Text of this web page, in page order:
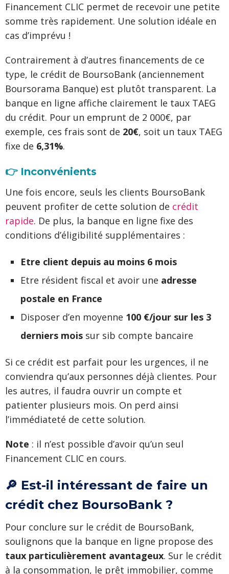
Financement CLIC permet de recevoir une petite
somme très rapidement. Une solution idéale en
cas d’imprévu !
Contrairement à d’autres financements de ce
type, le crédit de BoursoBank (anciennement
Boursorama Banque) est plutôt transparent. La
banque en ligne affiche clairement le taux TAEG
du crédit. Pour un emprunt de 2 000€, par
exemple, ces frais sont de 20€, soit un taux TAEG
fixe de 6,31%.
👉 Inconvénients
Une fois encore, seuls les clients BoursoBank
peuvent profiter de cette solution de crédit
rapide. De plus, la banque en ligne fixe des
conditions d’éligibilité supplémentaires :
Etre client depuis au moins 6 mois
Etre résident fiscal et avoir une adresse
postale en France
Disposer d’en moyenne 100 €/jour sur les 3
derniers mois sur sib compte bancaire
Si ce crédit est parfait pour les urgences, il ne
conviendra qu’aux personnes déjà clientes. Pour
les autres, il faudra ouvrir un compte et
patienter plusieurs mois. On perd ainsi
l’immédiateté de cette solution.
Note : il n’est possible d’avoir qu’un seul
Financement CLIC en cours.
🔎 Est-il intéressant de faire un
crédit chez BoursoBank ?
Pour conclure sur le crédit de BoursoBank,
soulignons que la banque en ligne propose des
taux particulièrement avantageux. Sur le crédit
à la consommation, le prêt immobilier, comme